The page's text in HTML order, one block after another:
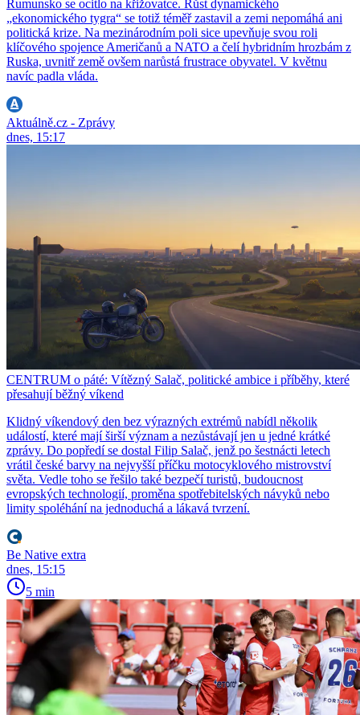
Rumunsko se ocitlo na křižovatce. Růst dynamického
„ekonomického tygra“ se totiž téměř zastavil a zemi nepomáhá ani
politická krize. Na mezinárodním poli sice upevňuje svou roli
klíčového spojence Američanů a NATO a čelí hybridním hrozbám z
Ruska, uvnitř země ovšem narůstá frustrace obyvatel. V květnu
navíc padla vláda.
Aktuálně.cz - Zprávy
dnes, 15:17
CENTRUM o páté: Vítězný Salač, politické ambice i příběhy, které
přesahují běžný víkend
Klidný víkendový den bez výrazných extrémů nabídl několik
událostí, které mají širší význam a nezůstávají jen u jedné krátké
zprávy. Do popředí se dostal Filip Salač, jenž po šestnácti letech
vrátil české barvy na nejvyšší příčku motocyklového mistrovství
světa. Vedle toho se řešilo také bezpečí turistů, budoucnost
evropských technologií, proměna spotřebitelských návyků nebo
limity spoléhání na jednoduchá a lákavá tvrzení.
Be Native extra
dnes, 15:15
5 min